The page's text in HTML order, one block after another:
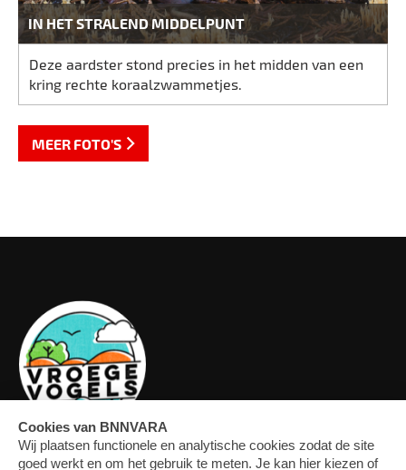
IN HET STRALEND MIDDELPUNT
Deze aardster stond precies in het midden van een
kring rechte koraalzwammetjes.
MEER FOTO'S